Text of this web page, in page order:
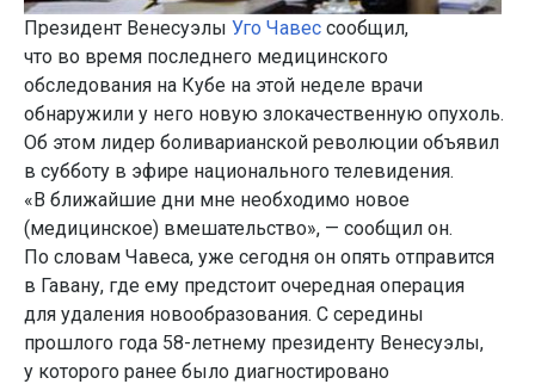
Президент Венесуэлы Уго Чавес сообщил,
что во время последнего медицинского
обследования на Кубе на этой неделе врачи
обнаружили у него новую злокачественную опухоль.
Об этом лидер боливарианской революции объявил
в субботу в эфире национального телевидения.
«В ближайшие дни мне необходимо новое
(медицинское) вмешательство», — сообщил он.
По словам Чавеса, уже сегодня он опять отправится
в Гавану, где ему предстоит очередная операция
для удаления новообразования. С середины
прошлого года 58-летнему президенту Венесуэлы,
у которого ранее было диагностировано